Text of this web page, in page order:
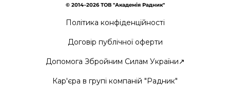
© 2014–2026 ТОВ "Академія Радник"
Політика конфіденційності
Договір публічної оферти
Допомога Збройним Силам України↗
Кар'єра в групі компаній "Радник"